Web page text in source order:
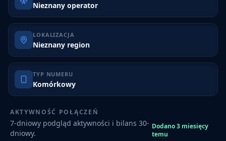
Nieznany operator
LOKALIZACJA
Nieznany region
TYP NUMERU
Komórkowy
AKTYWNOŚĆ POŁĄCZEŃ
7-dniowy podgląd aktywności i bilans 30-
dniowy.
Dodano 3 miesięcy
temu